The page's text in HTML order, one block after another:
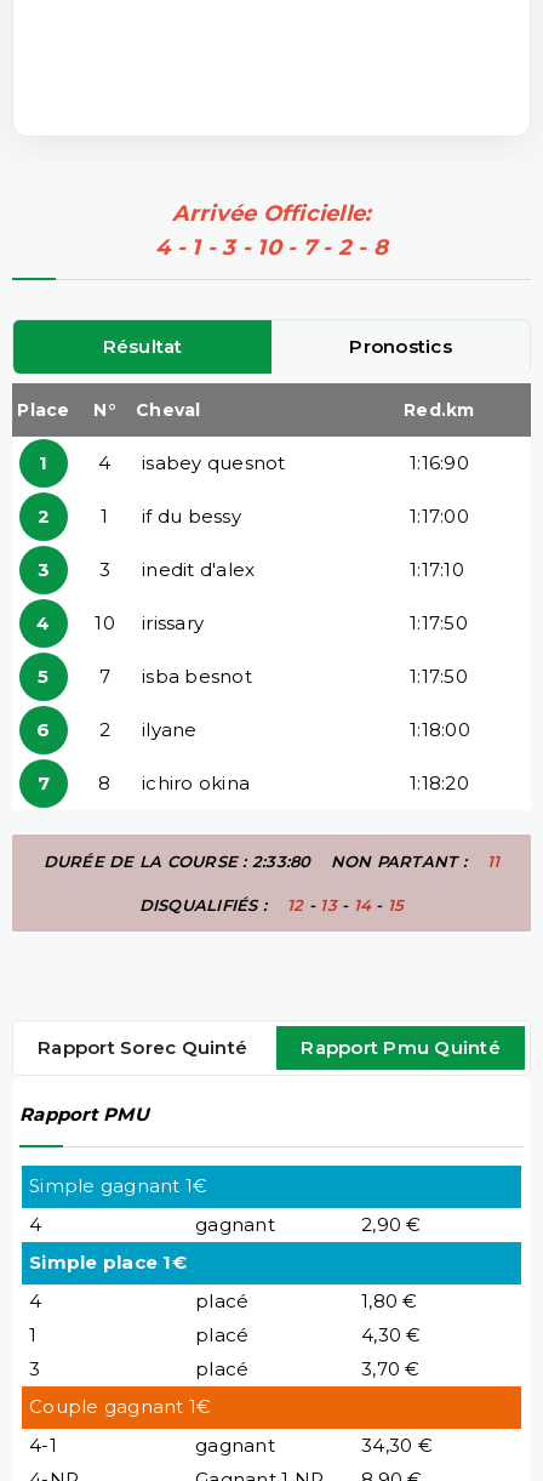
Arrivée Officielle:
4 - 1 - 3 - 10 - 7 - 2 - 8
Résultat Pronostics
Place N° Cheval Red.km
1 4 isabey quesnot 1:16:90
2 1 if du bessy 1:17:00
3 3 inedit d'alex 1:17:10
4 10 irissary 1:17:50
5 7 isba besnot 1:17:50
6 2 ilyane 1:18:00
7 8 ichiro okina 1:18:20
DURÉE DE LA COURSE : 2:33:80 NON PARTANT : 11
DISQUALIFIÉS : 12- 13- 14- 15
Rapport Sorec Quinté Rapport Pmu Quinté
Rapport PMU
Simple gagnant 1€
4
gagnant
2,90 €
Simple place 1€
4
placé
1,80 €
1
placé
4,30 €
3
placé
3,70 €
Couple gagnant 1€
4-1
gagnant
34,30 €